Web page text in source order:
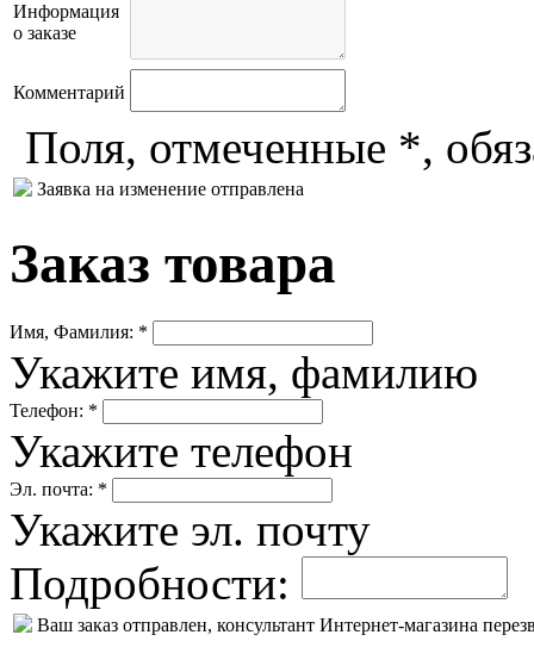
Информация
о заказе
Комментарий
Поля, отмеченные *,
Заявка на изменение отправлена
Заказ товара
Имя, Фамилия: *
Укажите имя, фамилию
Телефон: *
Укажите телефон
Эл. почта: *
Укажите эл. почту
Подробности:
Ваш заказ отправлен, консультант Интернет-магазина